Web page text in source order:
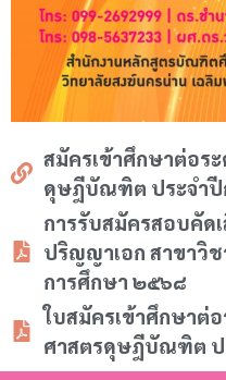
สมัครเข้าศึกษาต่อร
ดุษฎีบัณฑิต ประจำปี
การรับสมัครสอบคัด
ปริญญาเอก สาขาวิ
การศึกษา ๒๕๖๘
ใบสมัครเข้าศึกษา
ศาสตรดุษฎีบัณฑิต ป